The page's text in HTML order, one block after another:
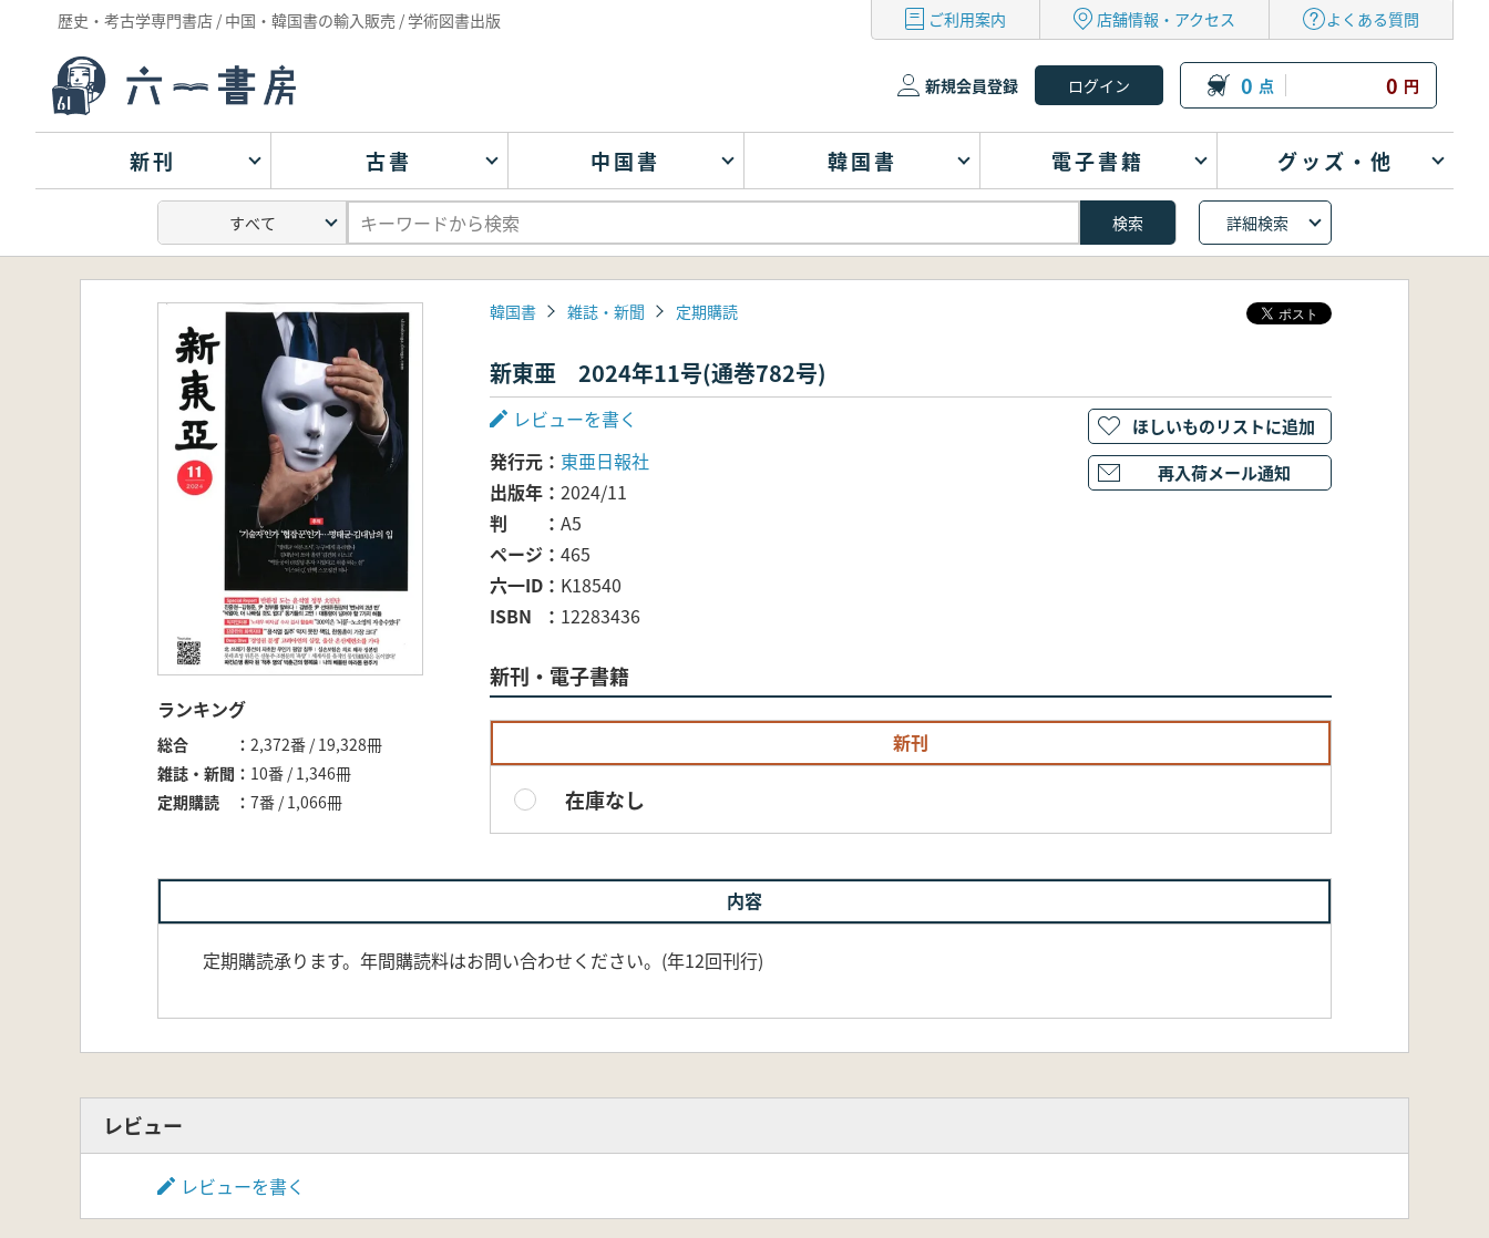
歴史・考古学専門書店 / 中国・韓国書の輸入販売 / 学術図書出版 ご利用案内 店舗情報・アクセス よくある質問
新規会員登録 0 点 0 円
新刊 古書 中国書 韓国書 電子書籍 グッズ・他
詳細検索
ランキング
総合
2,372番 / 19,328冊
雑誌・新聞
10番 / 1,346冊
定期購読
7番 / 1,066冊
韓国書 雑誌・新聞 定期購読
新東亜 2024年11号(通巻782号)
レビューを書く
発行元
東亜日報社
出版年
2024/11
判
A5
ページ
465
六一ID
K18540
ISBN
12283436
新刊・電子書籍
新刊
在庫なし
ほしいものリストに追加
再入荷メール通知
内容
定期購読承ります。年間購読料はお問い合わせください。(年12回刊行)
レビュー
レビューを書く